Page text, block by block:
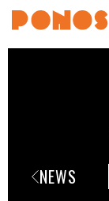
PONOS
NEWS